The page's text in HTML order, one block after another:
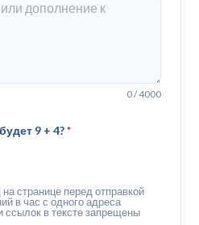
0 / 4000
9 + 4?*
странице перед отправкой
в час с одного адреса
ссылок в тексте запрещены